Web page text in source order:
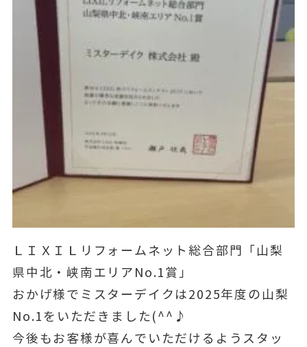
ＬＩＸＩＬリフォームネット総合部門「山梨
県中北・峡南エリアNo.1賞」
おかげ様でミスターデイクは2025年度の山梨
No.1をいただきました(^^♪
今後もお客様が喜んでいただけるようスタッ